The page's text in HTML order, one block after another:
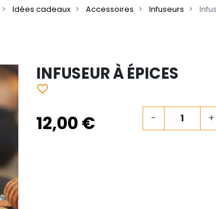
Idées cadeaux Accessoires Infuseurs
INFUSEUR À ÉPICES
favorite_border
12,00 € - +